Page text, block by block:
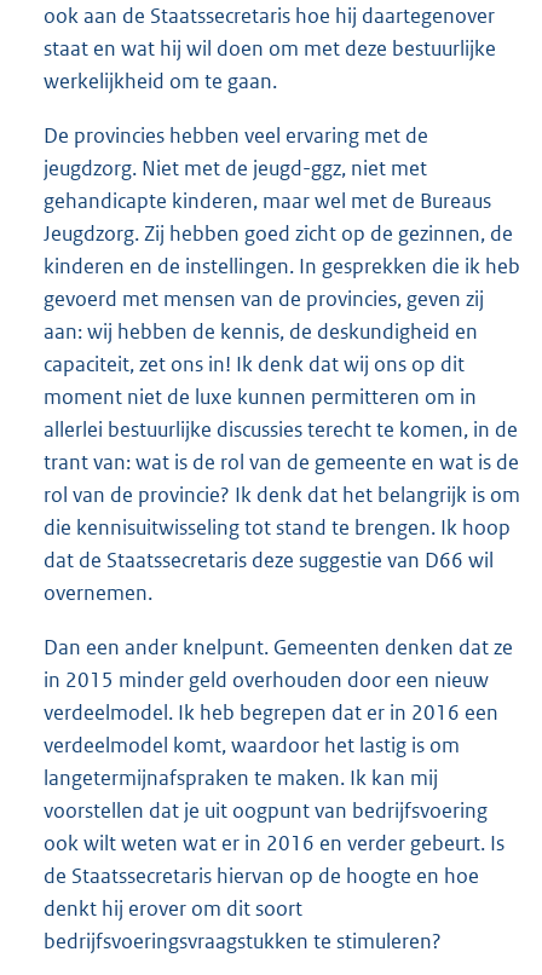
ook aan de Staatssecretaris hoe hij daartegenover
staat en wat hij wil doen om met deze bestuurlijke
werkelijkheid om te gaan.
De provincies hebben veel ervaring met de
jeugdzorg. Niet met de jeugd-ggz, niet met
gehandicapte kinderen, maar wel met de Bureaus
Jeugdzorg. Zij hebben goed zicht op de gezinnen, de
kinderen en de instellingen. In gesprekken die ik heb
gevoerd met mensen van de provincies, geven zij
aan: wij hebben de kennis, de deskundigheid en
capaciteit, zet ons in! Ik denk dat wij ons op dit
moment niet de luxe kunnen permitteren om in
allerlei bestuurlijke discussies terecht te komen, in de
trant van: wat is de rol van de gemeente en wat is de
rol van de provincie? Ik denk dat het belangrijk is om
die kennisuitwisseling tot stand te brengen. Ik hoop
dat de Staatssecretaris deze suggestie van D66 wil
overnemen.
Dan een ander knelpunt. Gemeenten denken dat ze
in 2015 minder geld overhouden door een nieuw
verdeelmodel. Ik heb begrepen dat er in 2016 een
verdeelmodel komt, waardoor het lastig is om
langetermijnafspraken te maken. Ik kan mij
voorstellen dat je uit oogpunt van bedrijfsvoering
ook wilt weten wat er in 2016 en verder gebeurt. Is
de Staatssecretaris hiervan op de hoogte en hoe
denkt hij erover om dit soort
bedrijfsvoeringsvraagstukken te stimuleren?